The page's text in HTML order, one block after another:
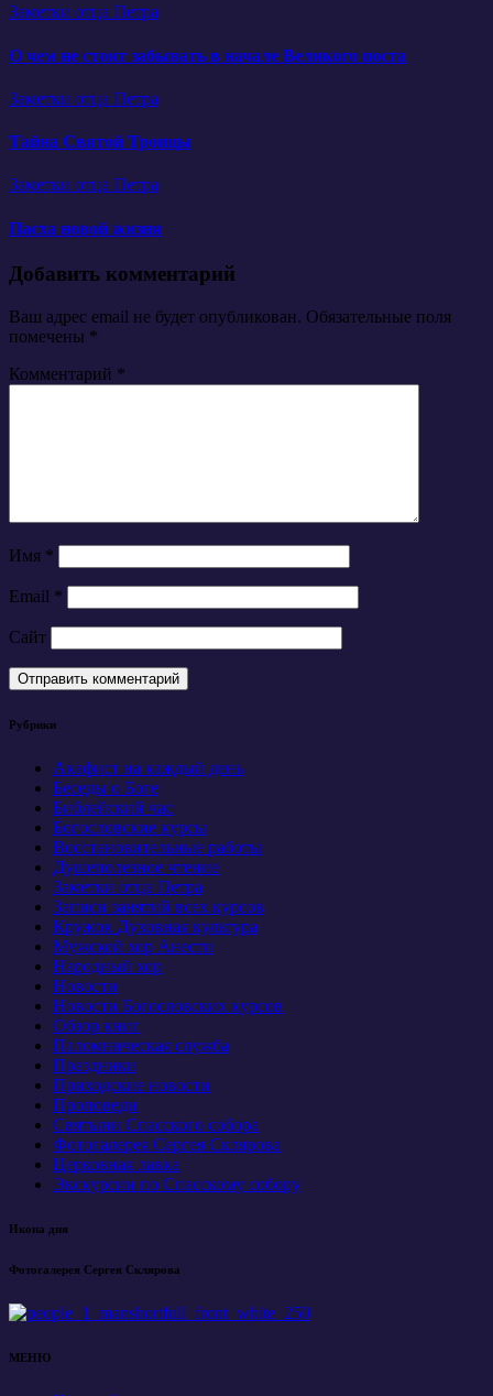
Заметки отца Петра
О чем не стоит забывать в начале Великого поста
Заметки отца Петра
Тайна Святой Троицы
Заметки отца Петра
Пасха новой жизни
Добавить комментарий
Ваш адрес email не будет опубликован. Обязательные поля
помечены *
Комментарий *
Имя *
Email *
Сайт
Рубрики
Акафист на каждый день
Беседы о Боге
Библейский час
Богословские курсы
Восстановительные работы
Душеполезное чтение
Заметки отца Петра
Записи занятий всех курсов
Кружок Духовная культура
Мужской хор Анести
Народный хор
Новости
Новости Богословских курсов
Обзор книг
Паломническая служба
Праздники
Приходские новости
Проповеди
Святыни Спасского собора
Фотогалерея Сергея Склярова
Церковная лавка
Экскурсии по Спасскому собору
Икона дня
Фотогалерея Сергея Склярова
МЕНЮ